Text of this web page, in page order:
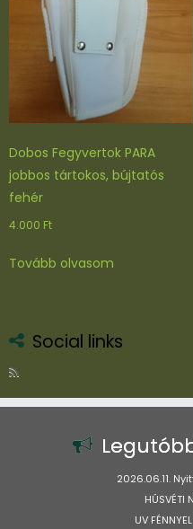
változatok
választhatók
ki
Dobos Fegyvertok PARA
jobbos tártokos, bújtatós
fehér
4.000 Ft
Tovább olvasom
Social links
2026.06.11.
HÚSVÉTI
UV